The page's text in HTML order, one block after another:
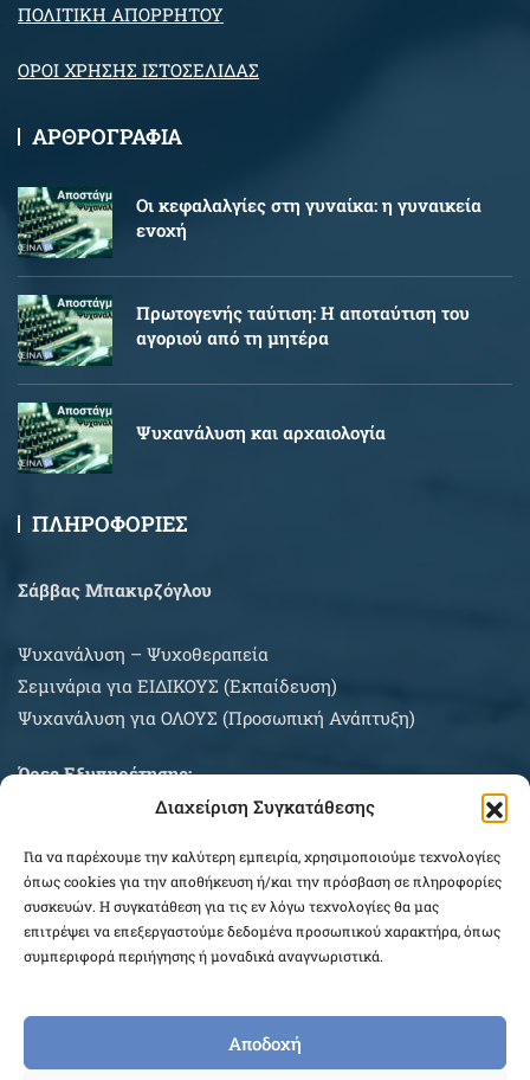
Διαχείριση Συγκατάθεσης
Για να παρέχουμε την καλύτερη εμπειρία, χρησιμοποιούμε τεχνολογίες
όπως cookies για την αποθήκευση ή/και την πρόσβαση σε πληροφορίες
συσκευών. Η συγκατάθεση για τις εν λόγω τεχνολογίες θα μας
επιτρέψει να επεξεργαστούμε δεδομένα προσωπικού χαρακτήρα, όπως
συμπεριφορά περιήγησης ή μοναδικά αναγνωριστικά.
Αποδοχή
ΠΟΛΙΤΙΚΗ ΑΠΟΡΡΗΤΟΥ
ΟΡΟΙ ΧΡΗΣΗΣ ΙΣΤΟΣΕΛΙΔΑΣ
ΑΡΘΡΟΓΡΑΦΙΑ
Oι κεφαλαλγίες στη γυναίκα: η γυναικεία
ενοχή
Πρωτογενής ταύτιση: Η αποταύτιση του
αγοριού από τη μητέρα
Ψυχανάλυση και αρχαιολογία
ΠΛΗΡΟΦΟΡΙΕΣ
Σάββας Μπακιρζόγλου
Ψυχανάλυση – Ψυχοθεραπεία
Σεμινάρια για EIΔΙΚΟΥΣ (Εκπαίδευση)
Ψυχανάλυση για ΟΛΟΥΣ (Προσωπική Ανάπτυξη)
Ώρες Εξυπηρέτησης:
ΠΛΗΡΟΦΟΡΙΕΣ ΑΓΟΡΩΝ
COPYRIGHT © 2026 EPEKEINA.GR. DESIGNED BY